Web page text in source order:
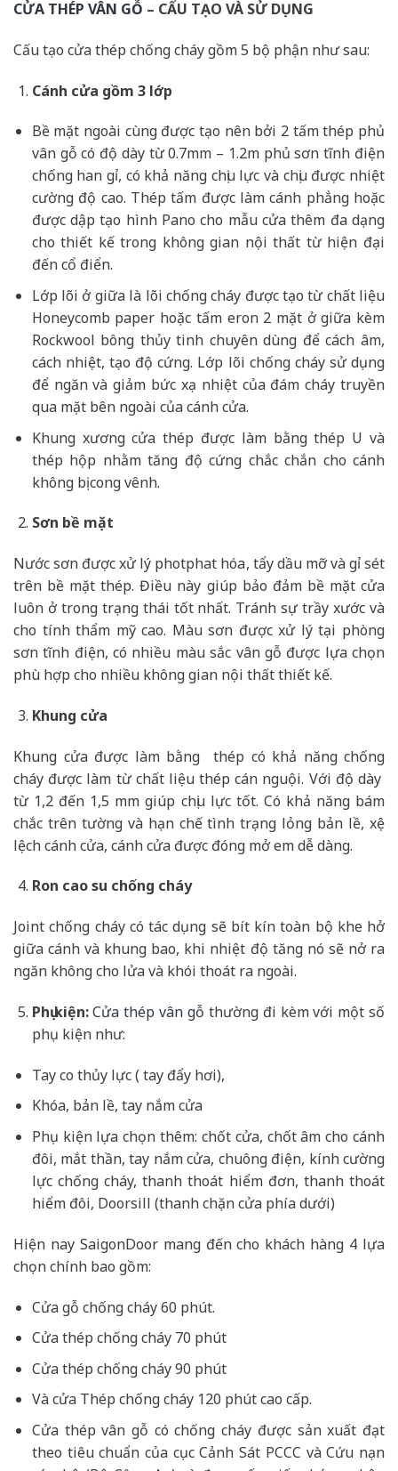
CỬA THÉP VÂN GỖ – CẤU TẠO VÀ SỬ DỤNG
Cấu tạo cửa thép chống cháy gồm 5 bộ phận như sau:
Cánh cửa gồm 3 lớp
Bề mặt ngoài cùng được tạo nên bởi 2 tấm thép phủ
vân gỗ có độ dày từ 0.7mm – 1.2m phủ sơn tĩnh điện
chống han gỉ, có khả năng chịu lực và chịu được nhiệt
cường độ cao. Thép tấm được làm cánh phẳng hoặc
được dập tạo hình Pano cho mẫu cửa thêm đa dạng
cho thiết kế trong không gian nội thất từ hiện đại
đến cổ điển.
Lớp lõi ở giữa là lõi chống cháy được tạo từ chất liệu
Honeycomb paper hoặc tấm eron 2 mặt ở giữa kèm
Rockwool bông thủy tinh chuyên dùng để cách âm,
cách nhiệt, tạo độ cứng. Lớp lõi chống cháy sử dụng
để ngăn và giảm bức xạ nhiệt của đám cháy truyền
qua mặt bên ngoài của cánh cửa.
Khung xương cửa thép được làm bằng thép U và
thép hộp nhằm tăng độ cứng chắc chắn cho cánh
không bị cong vênh.
Sơn bề mặt
Nước sơn được xử lý photphat hóa, tẩy dầu mỡ và gỉ sét
trên bề mặt thép. Điều này giúp bảo đảm bề mặt cửa
luôn ở trong trạng thái tốt nhất. Tránh sự trầy xước và
cho tính thẩm mỹ cao. Màu sơn được xử lý tại phòng
sơn tĩnh điện, có nhiều màu sắc vân gỗ được lựa chọn
phù hợp cho nhiều không gian nội thất thiết kế.
Khung cửa
Khung cửa được làm bằng thép có khả năng chống
cháy được làm từ chất liệu thép cán nguội. Với độ dày
từ 1,2 đến 1,5 mm giúp chịu lực tốt. Có khả năng bám
chắc trên tường và hạn chế tình trạng lỏng bản lề, xệ
lệch cánh cửa, cánh cửa được đóng mở em dễ dàng.
Ron cao su chống cháy
Joint chống cháy có tác dụng sẽ bít kín toàn bộ khe hở
giữa cánh và khung bao, khi nhiệt độ tăng nó sẽ nở ra
ngăn không cho lửa và khói thoát ra ngoài.
Phụ kiện:Cửa thép vân gỗ thường đi kèm với một số
phụ kiện như:
Tay co thủy lực ( tay đẩy hơi),
Khóa, bản lề, tay nắm cửa
Phụ kiện lựa chọn thêm: chốt cửa, chốt âm cho cánh
đôi, mắt thần, tay nắm cửa, chuông điện, kính cường
lực chống cháy, thanh thoát hiểm đơn, thanh thoát
hiểm đôi, Doorsill (thanh chặn cửa phía dưới)
Hiện nay SaigonDoor mang đến cho khách hàng 4 lựa
chọn chính bao gồm:
Cửa gỗ chống cháy 60 phút.
Cửa thép chống cháy 70 phút
Cửa thép chống cháy 90 phút
Và cửa Thép chống cháy 120 phút cao cấp.
Cửa thép vân gỗ có chống cháy được sản xuất đạt
theo tiêu chuẩn của cục Cảnh Sát PCCC và Cứu nạn